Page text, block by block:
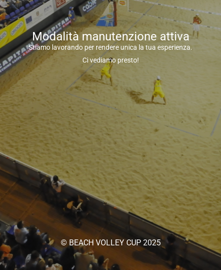
Modalità manutenzione attiva
Stiamo lavorando per rendere unica la tua esperienza.
Ci vediamo presto!
© BEACH VOLLEY CUP 2025